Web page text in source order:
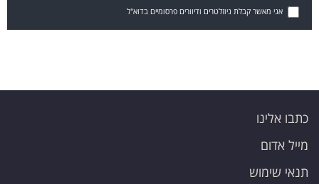
אני מאשר קבלת ניוזלטרים ודיוורים פרסומיים בדוא"ל
כתבו אלינו
מייל אדום
תנאי שימוש